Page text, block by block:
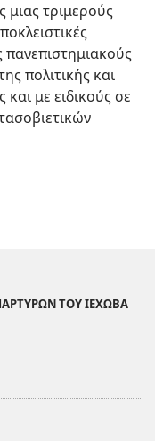
μιας τριμερούς
πανεπιστημιακούς
πολιτικής και
με ειδικούς σε
ΤΟΥ ΙΕΧΩΒΑ